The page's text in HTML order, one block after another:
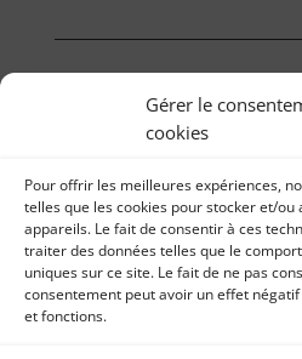
Gérer le
cookies
Pour offrir les meilleures expériences,
telles que les cookies pour stocker et/
appareils. Le fait de consentir à ces
traiter des données telles que le
uniques sur ce site. Le fait de ne pas
consentement peut avoir un effet
et fonctions.